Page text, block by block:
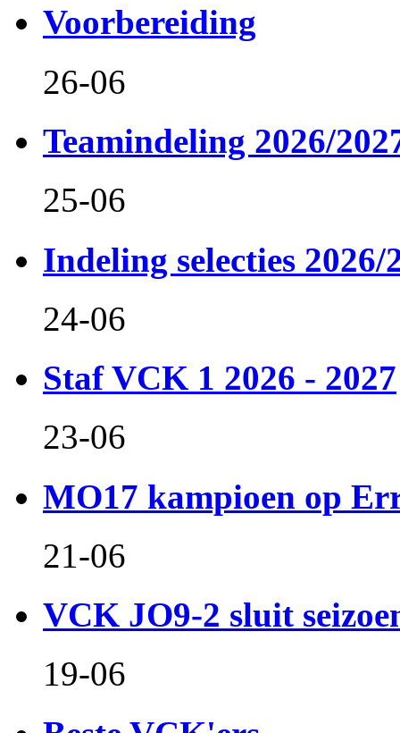
Voorbereiding
26-06
Teamindeling 2026/
25-06
Indeling selecties 2026/
24-06
Staf VCK 1 2026 - 2027
23-06
MO17 kampioen op
21-06
VCK JO9-2 sluit
19-06